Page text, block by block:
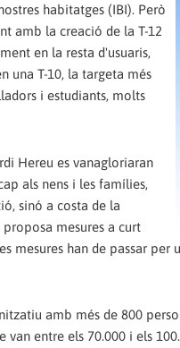
habitatges (IBI). Però
amb la creació de la T-12
en la resta d'usuaris,
una T-10, la targeta més
i estudiants, molts
Hereu es vanagloriaran
als nens i les famílies,
sinó a costa de la
proposa mesures a curt
mesures han de passar per
amb més de 800
van entre els 70.000 i els